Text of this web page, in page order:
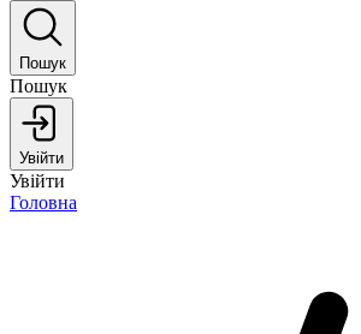
Пошук
Пошук
Увійти
Увійти
Головна